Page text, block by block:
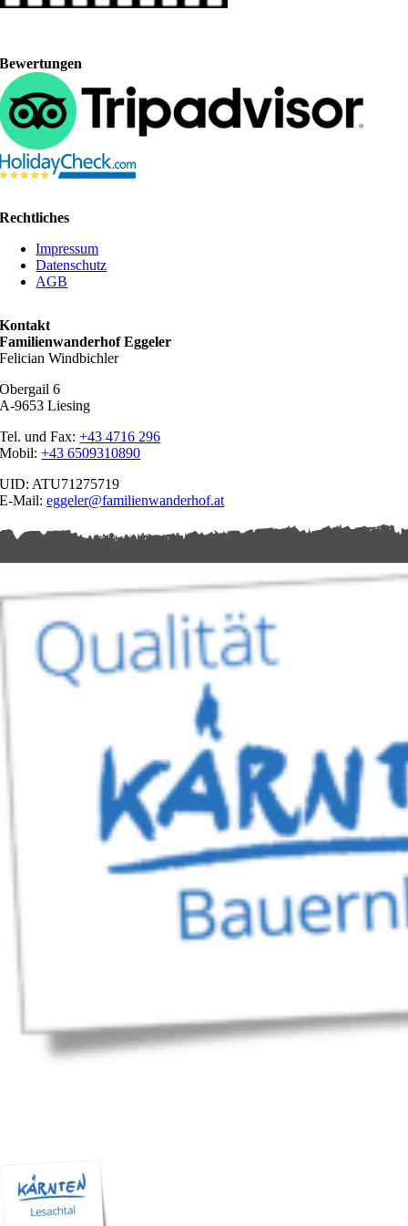
Bewertungen
Rechtliches
Impressum
Datenschutz
AGB
Kontakt
Familienwanderhof Eggeler
Felician Windbichler
Obergail 6
A-9653 Liesing
Tel. und Fax:+43 4716 296
Mobil:+43 6509310890
UID: ATU71275719
E-Mail:eggeler@familienwanderhof.at